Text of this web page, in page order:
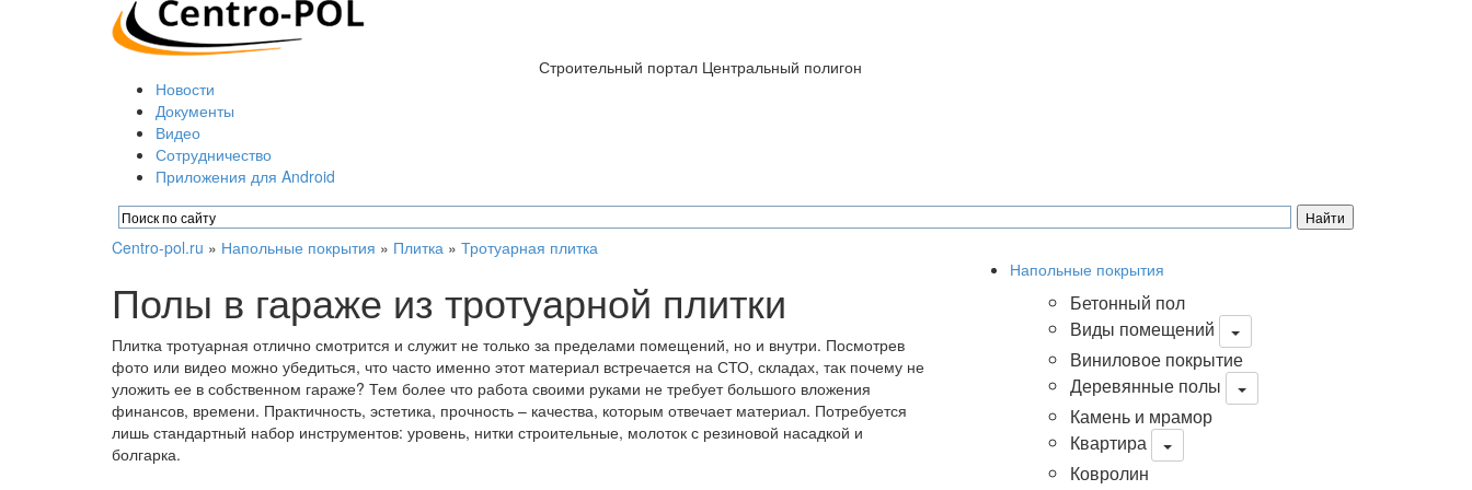
Строительный портал Центральный полигон
Новости
Документы
Видео
Сотрудничество
Приложения для Android
Centro-pol.ru » Напольные покрытия » Плитка » Тротуарная плитка
Полы в гараже из тротуарной плитки
Плитка тротуарная отлично смотрится и служит не только за пределами помещений, но и внутри. Посмотрев
фото или видео можно убедиться, что часто именно этот материал встречается на СТО, складах, так почему не
уложить ее в собственном гараже? Тем более что работа своими руками не требует большого вложения
финансов, времени. Практичность, эстетика, прочность – качества, которым отвечает материал. Потребуется
лишь стандартный набор инструментов: уровень, нитки строительные, молоток с резиновой насадкой и
болгарка.
Напольные покрытия
Бетонный пол
Виды помещений
Виниловое покрытие
Деревянные полы
Камень и мрамор
Квартира
Ковролин